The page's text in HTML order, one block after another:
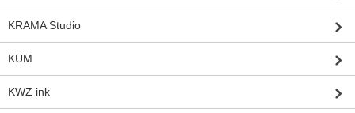
KRAMA Studio
KUM
KWZ ink